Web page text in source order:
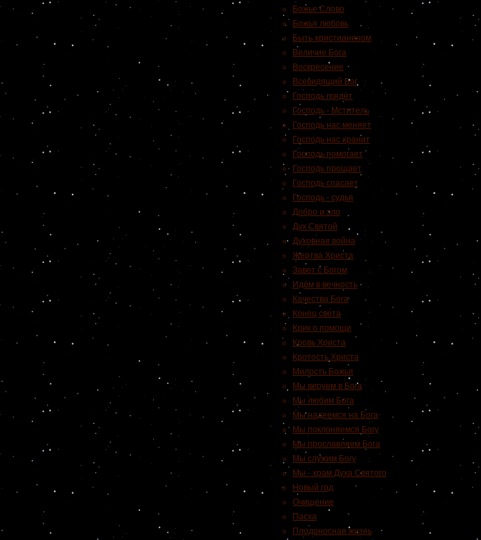
Божье Слово
Божья любовь
Быть христианином
Величие Бога
Воскресение
Всевидящий Бог
Господь грядёт
Господь - Мститель
Господь нас меняет
Господь нас хранит
Господь помогает
Господь прощает
Господь спасает
Господь - судья
Добро и зло
Дух Святой
Духовная война
Жертва Христа
Завет с Богом
Идём в вечность
Качества Бога
Конец света
Крик о помощи
Кровь Христа
Кротость Христа
Милость Божья
Мы веруем в Бога
Мы любим Бога
Мы надеемся на Бога
Мы поклоняемся Богу
Мы прославляем Бога
Мы служим Богу
Мы - храм Духа Святого
Новый год
Очищение
Пасха
Плодоносная жизнь